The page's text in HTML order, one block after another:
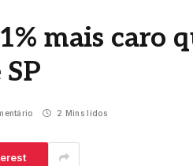
mais caro
2 Mins lidos